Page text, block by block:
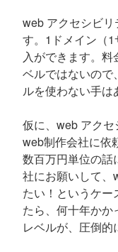
web アクセシビ
す。1ドメイン（
入ができます。
ベルではないので
ルを使わない手は
仮に、web アクセ
web制作会社に依
数百万円単位の話
社にお願いして、
たい！というケー
たら、何十年か
レベルが、圧倒的